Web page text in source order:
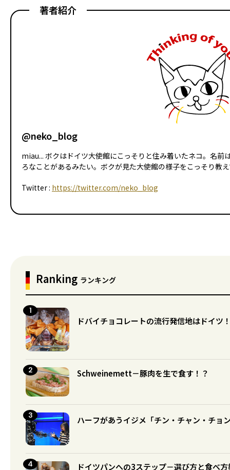
著者紹介
@neko_blog
miau... ボクはドイツ大使館にこっそりと住み着いたネコ。名前
ろなことがあるみたい。ボクが見た大使館の様子をこっそり教
Twitter : https://twitter.com/neko_blog
Ranking ランキング
ドバイチョコレートの流行発信地はドイツ
Schweinemett－豚肉を生で食す！？
ハーフがあうイジメ「チン・チャン・チョ
ドイツパンへの3ステップ－選び方と食べ